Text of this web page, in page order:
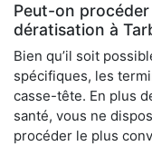
Peut-on
dératisation à
Bien qu’il soit
spécifiques, les
casse-tête. En plus
santé, vous ne
procéder le plus